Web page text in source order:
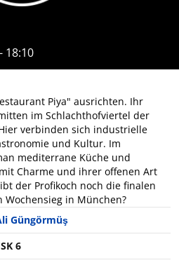
18:10
Piya" ausrichten. Ihr
im Schlachthofviertel der
verbinden sich industrielle
und Kultur. Im
mediterrane Küche und
Charme und ihrer offenen Art
der Profikoch noch die finalen
Wochensieg in München?
Güngörmüş
6